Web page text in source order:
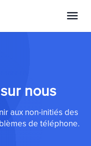
nous
aux non-initiés des
de téléphone.